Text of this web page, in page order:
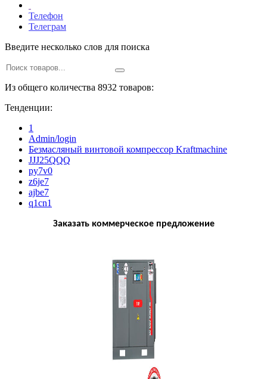
Телефон
Телеграм
Введите несколько слов для поиска
Из общего количества 8932 товаров:
Тенденции:
1
Admin/login
Безмасляный винтовой компрессор Kraftmaсhine
JJJ25QQQ
py7v0
z6je7
ajbe7
q1cn1
Заказать коммерческое предложение